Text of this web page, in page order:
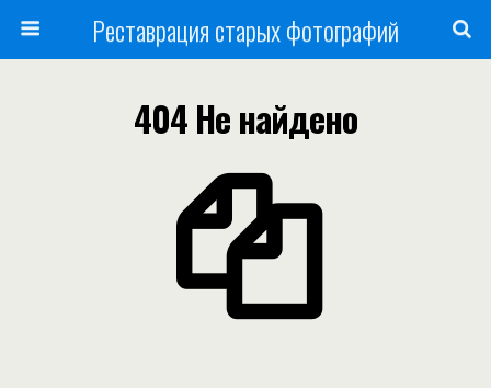
Реставрация старых фотографий
404 Не найдено